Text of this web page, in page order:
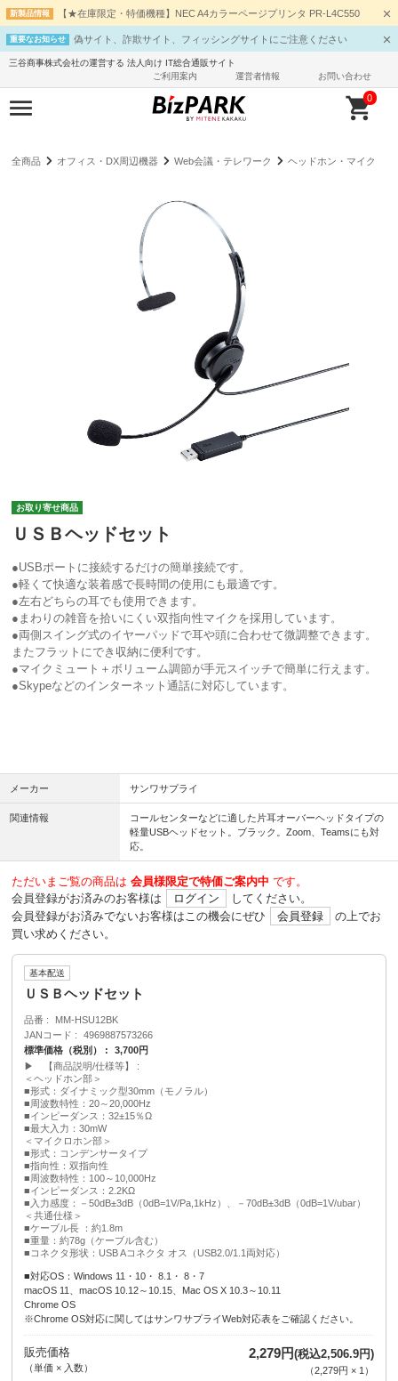
新製品情報 【★在庫限定・特価機種】NEC A4カラーページプリンタ PR-L4C550
重要なお知らせ 偽サイト、詐欺サイト、フィッシングサイトにご注意ください
三谷商事株式会社の運営する 法人向け IT総合通販サイト
ご利用案内
運営者情報 お問い合わせ
0
全商品 オフィス・DX周辺機器 Web会議・テレワーク ヘッドホン・マイク
お取り寄せ商品
ＵＳＢヘッドセット
●USBポートに接続するだけの簡単接続です。
●軽くて快適な装着感で長時間の使用にも最適です。
●左右どちらの耳でも使用できます。
●まわりの雑音を拾いにくい双指向性マイクを採用しています。
●両側スイング式のイヤーパッドで耳や頭に合わせて微調整できます。
またフラットにでき収納に便利です。
●マイクミュート＋ボリューム調節が手元スイッチで簡単に行えます。
●Skypeなどのインターネット通話に対応しています。
メーカー サンワサプライ
関連情報
コールセンターなどに適した片耳オーバーヘッドタイプの
軽量USBヘッドセット。ブラック。Zoom、Teamsにも対
応。
ただいまご覧の商品は 会員様限定で特価ご案内中 です。
会員登録がお済みのお客様は
ログイン
してください。
会員登録がお済みでないお客様はこの機会にぜひ
会員登録
の上でお
買い求めください。
基本配送
ＵＳＢヘッドセット
品番
MM-HSU12BK
JANコード
4969887573266
標準価格（税別）
3,700円
▶ 【商品説明/仕様等】
＜ヘッドホン部＞
■形式：ダイナミック型30mm（モノラル）
■周波数特性：20～20,000Hz
■インピーダンス：32±15％Ω
■最大入力：30mW
＜マイクロホン部＞
■形式：コンデンサータイプ
■指向性：双指向性
■周波数特性：100～10,000Hz
■インピーダンス：2.2KΩ
■入力感度：－50dB±3dB（0dB=1V/Pa,1kHz）、－70dB±3dB（0dB=1V/ubar）
＜共通仕様＞
■ケーブル長 ：約1.8m
■重量：約78g（ケーブル含む）
■コネクタ形状：USB Aコネクタ オス（USB2.0/1.1両対応）
■対応OS：Windows 11・10・ 8.1・ 8・7
macOS 11、macOS 10.12～10.15、Mac OS X 10.3～10.11
Chrome OS
※Chrome OS対応に関してはサンワサプライWeb対応表をご確認ください。
販売価格
（単価 × 入数）
2,279円(税込2,506.9円)
（2,279円 × 1 ）